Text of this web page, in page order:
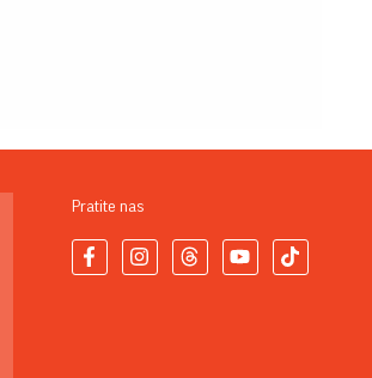
Pratite nas